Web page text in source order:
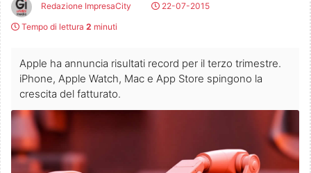
Redazione ImpresaCity
22-07-2015
Tempo di lettura 2 minuti
Apple ha annuncia risultati record per il terzo trimestre.
iPhone, Apple Watch, Mac e App Store spingono la
crescita del fatturato.